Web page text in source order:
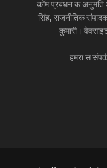
कॉम प्रबंधन क
सिंह, राजनीतिक
कुमारी।
हमरा स